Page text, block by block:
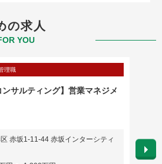
の求人
YOU
理職
ンサルティング】営業マネジメ
赤坂1-11-44 赤坂インターシティ
勤務
英語
給